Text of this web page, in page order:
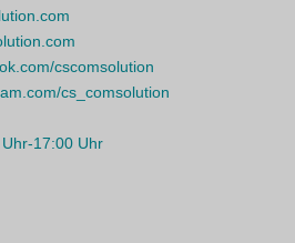
cscomsolution
cs_comsolution
17:00 Uhr